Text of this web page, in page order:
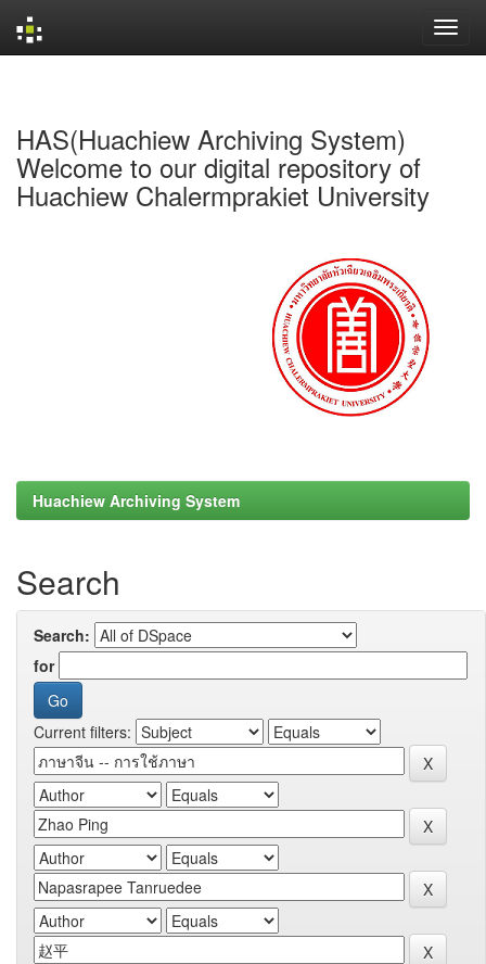
HAS(Huachiew Archiving System)
Welcome to our digital repository of
Huachiew Chalermprakiet University
Huachiew Archiving System
Search
Search:
for
Current filters: